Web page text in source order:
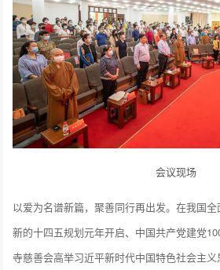
会议现场
以爱为名谱新篇，聚善同行再出发。在我国全
新的十四五规划元年开启、中国共产党建党
寺慈善会高举习近平新时代中国特色社会主